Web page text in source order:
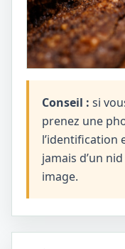
Conseil : si
prenez une
l’identification
jamais d’un
image.